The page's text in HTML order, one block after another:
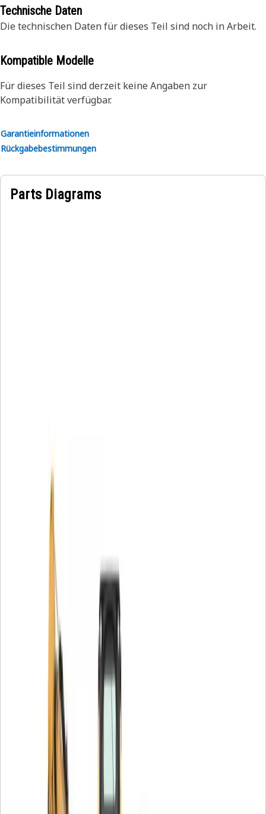
Technische Daten
Die technischen Daten für dieses Teil sind noch in Arbeit.
Kompatible Modelle
Für dieses Teil sind derzeit keine Angaben zur
Kompatibilität verfügbar.
Garantieinformationen
Rückgabebestimmungen
Parts Diagrams